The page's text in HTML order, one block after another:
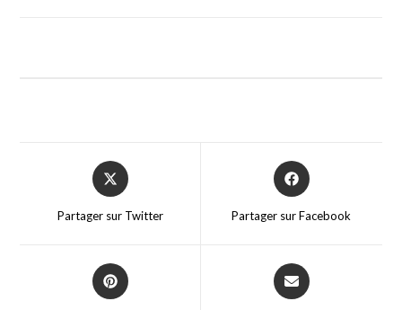
Partager sur Twitter Partager sur Facebook